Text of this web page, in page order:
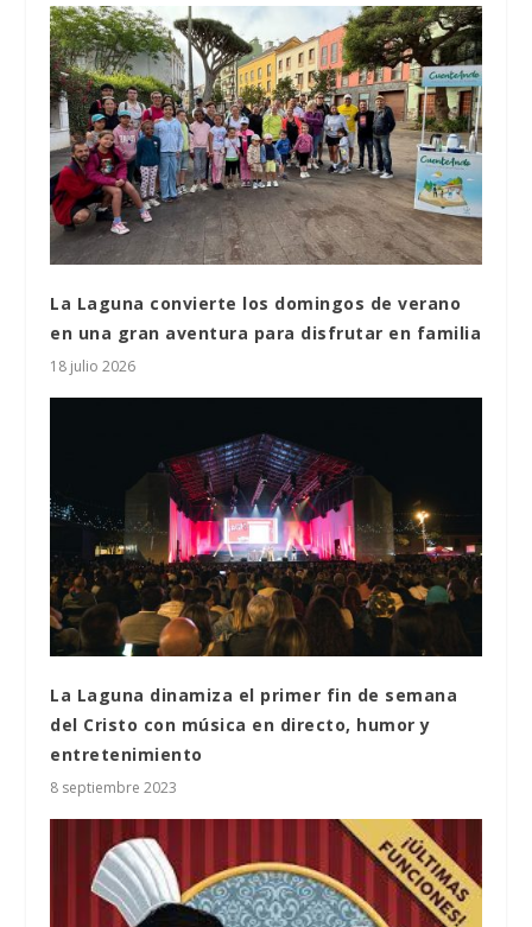
La Laguna convierte los domingos de verano
en una gran aventura para disfrutar en familia
18 julio 2026
La Laguna dinamiza el primer fin de semana
del Cristo con música en directo, humor y
entretenimiento
8 septiembre 2023